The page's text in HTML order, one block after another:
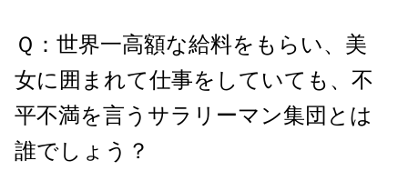
Ｑ：世界一高額な給料をもらい、美
女に囲まれて仕事をしていても、不
平不満を言うサラリーマン集団とは
誰でしょう？